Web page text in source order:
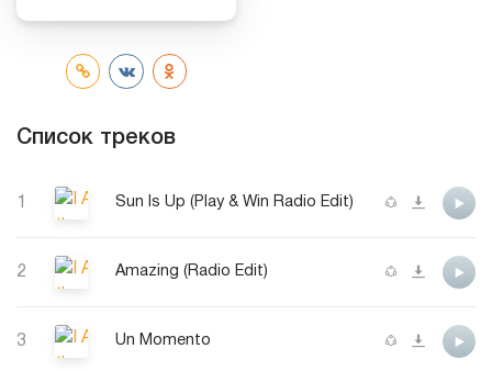
Список треков
1 Sun Is Up (Play & Win Radio Edit)
2 Amazing (Radio Edit)
3 Un Momento